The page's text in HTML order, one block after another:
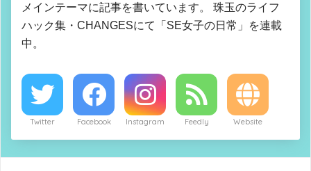
メインテーマに記事を書いています。 珠玉のライフ
ハック集・CHANGESにて「SE女子の日常」を連載
中。
Twitter Facebook Instagram Feedly Website